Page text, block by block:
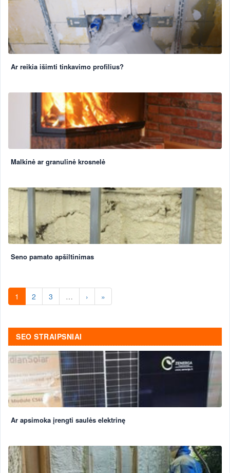
Ar reikia išimti tinkavimo profilius?
Malkinė ar granulinė krosnelė
Seno pamato apšiltinimas
1 2 3 … › »
SEO STRAIPSNIAI
Ar apsimoka įrengti saulės elektrinę